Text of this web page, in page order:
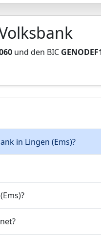
und den BIC
in Lingen (Ems)?